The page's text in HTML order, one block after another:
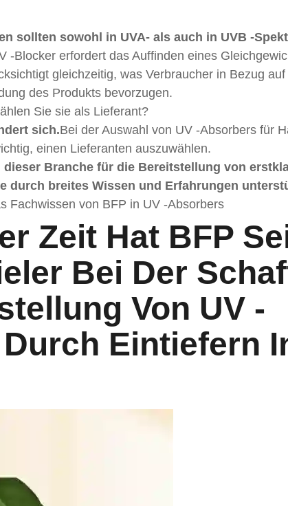
sollten sowohl in UVA- als auch in UVB -
-Blocker erfordert das Auffinden eines
gleichzeitig, was Verbraucher in Bezug auf
des Produkts bevorzugen.
Sie sie als Lieferant?
sich.Bei der Auswahl von UV -Absorbers für
einen Lieferanten auszuwählen.
Branche für die Bereitstellung von
durch breites Wissen und Erfahrungen
Fachwissen von BFP in UV -Absorbers
Zeit Hat BFP
Bei Der
Von UV -
Eintiefern